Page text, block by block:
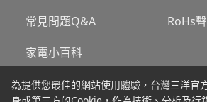
為提供您最佳的網站使用體驗，台灣三洋官
常見問題Q&A
家電小百科
RoHs